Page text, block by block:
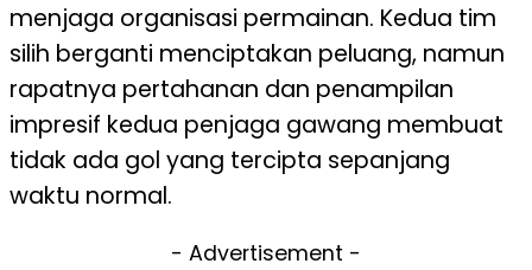
menjaga organisasi permainan. Kedua tim
silih berganti menciptakan peluang, namun
rapatnya pertahanan dan penampilan
impresif kedua penjaga gawang membuat
tidak ada gol yang tercipta sepanjang
waktu normal.
- Advertisement -